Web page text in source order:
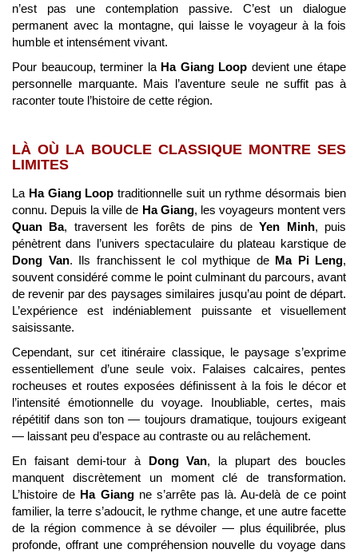
n’est pas une contemplation passive. C’est un dialogue
permanent avec la montagne, qui laisse le voyageur à la fois
humble et intensément vivant.
Pour beaucoup, terminer la Ha Giang Loop devient une étape
personnelle marquante. Mais l’aventure seule ne suffit pas à
raconter toute l’histoire de cette région.
LÀ OÙ LA BOUCLE CLASSIQUE MONTRE SES
LIMITES
La Ha Giang Loop traditionnelle suit un rythme désormais bien
connu. Depuis la ville de Ha Giang, les voyageurs montent vers
Quan Ba, traversent les forêts de pins deYen Minh, puis
pénètrent dans l’univers spectaculaire du plateau karstique de
Dong Van. Ils franchissent le col mythique de Ma Pi Leng,
souvent considéré comme le point culminant du parcours, avant
de revenir par des paysages similaires jusqu’au point de départ.
L’expérience est indéniablement puissante et visuellement
saisissante.
Cependant, sur cet itinéraire classique, le paysage s’exprime
essentiellement d’une seule voix. Falaises calcaires, pentes
rocheuses et routes exposées définissent à la fois le décor et
l’intensité émotionnelle du voyage. Inoubliable, certes, mais
répétitif dans son ton — toujours dramatique, toujours exigeant
— laissant peu d’espace au contraste ou au relâchement.
En faisant demi-tour à
Dong Van, la plupart des boucles
manquent discrètement un moment clé de transformation.
L’histoire de Ha Giangne s’arrête pas là. Au-delà de ce point
familier, la terre s’adoucit, le rythme change, et une autre facette
de la région commence à se dévoiler — plus équilibrée, plus
profonde, offrant une compréhension nouvelle du voyage dans